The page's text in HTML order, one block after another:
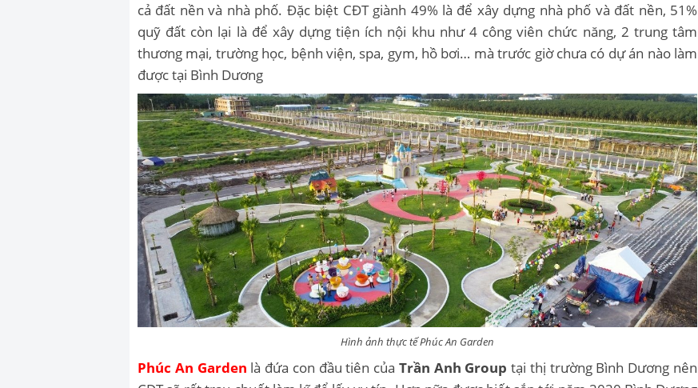
cả đất nền và nhà phố. Đặc biệt CĐT giành 49% là để xây dựng nhà phố và đất nền, 51%
quỹ đất còn lại là để xây dựng tiện ích nội khu như 4 công viên chức năng, 2 trung tâm
thương mại, trường học, bệnh viện, spa, gym, hồ bơi… mà trước giờ chưa có dự án nào làm
được tại Bình Dương
Hình ảnh thực tế Phúc An Garden
Phúc An Garden là đứa con đầu tiên của Trần Anh Group tại thị trường Bình Dương nên